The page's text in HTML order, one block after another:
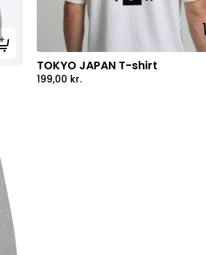
Tilføj til kurv
TOKYO JAPAN T-shirt
199,00 kr.